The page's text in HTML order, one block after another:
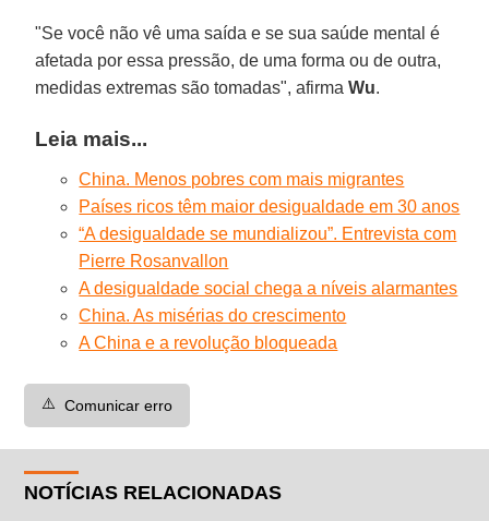
"Se você não vê uma saída e se sua saúde mental é
afetada por essa pressão, de uma forma ou de outra,
medidas extremas são tomadas", afirmaWu.
Leia mais...
China. Menos pobres com mais migrantes
Países ricos têm maior desigualdade em 30 anos
“A desigualdade se mundializou”. Entrevista com
Pierre Rosanvallon
A desigualdade social chega a níveis alarmantes
China. As misérias do crescimento
A China e a revolução bloqueada
⚠️ Comunicar erro
NOTÍCIAS RELACIONADAS